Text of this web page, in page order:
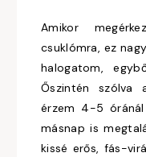
Amikor
csuklómra, ez
halogatom,
Őszintén szólva
érzem 4-5
másnap is
kissé erős, fás-